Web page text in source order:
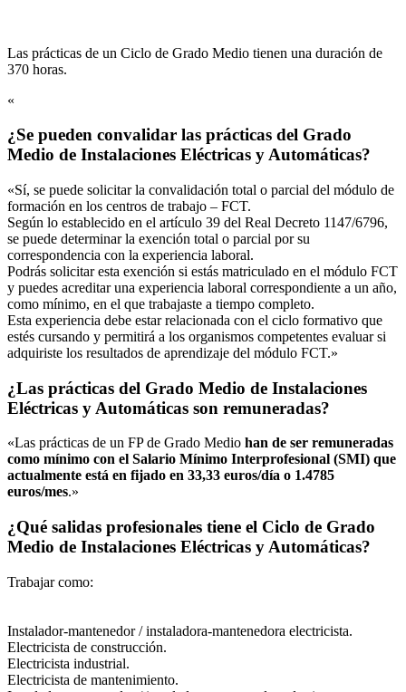
Las prácticas de un Ciclo de Grado Medio tienen una duración de
370 horas.
«
¿Se pueden convalidar las prácticas del Grado
Medio de Instalaciones Eléctricas y Automáticas?
«Sí, se puede solicitar la convalidación total o parcial del módulo de
formación en los centros de trabajo – FCT.
Según lo establecido en el artículo 39 del Real Decreto 1147/6796,
se puede determinar la exención total o parcial por su
correspondencia con la experiencia laboral.
Podrás solicitar esta exención si estás matriculado en el módulo FCT
y puedes acreditar una experiencia laboral correspondiente a un año,
como mínimo, en el que trabajaste a tiempo completo.
Esta experiencia debe estar relacionada con el ciclo formativo que
estés cursando y permitirá a los organismos competentes evaluar si
adquiriste los resultados de aprendizaje del módulo FCT.»
¿Las prácticas del Grado Medio de Instalaciones
Eléctricas y Automáticas son remuneradas?
«Las prácticas de un FP de Grado Medio han de ser remuneradas
como mínimo con el Salario Mínimo Interprofesional (SMI) que
actualmente está en fijado en 33,33 euros/día o 1.4785
euros/mes.»
¿Qué salidas profesionales tiene el Ciclo de Grado
Medio de Instalaciones Eléctricas y Automáticas?
Trabajar como:
Instalador-mantenedor / instaladora-mantenedora electricista.
Electricista de construcción.
Electricista industrial.
Electricista de mantenimiento.